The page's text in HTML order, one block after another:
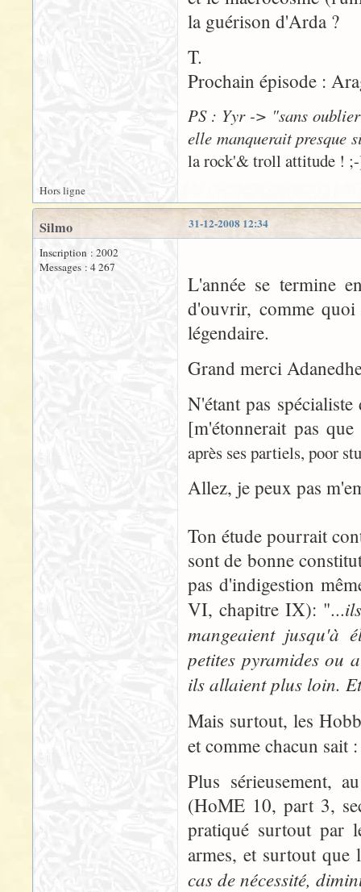
la guérison d'Arda ?
T.
Prochain épisode :
PS : Yyr -> "sans
elle manquerait presque
la rock'& troll attitude !
Hors ligne
31-12-2008 12:34
Silmo
Inscription : 2002
Messages : 4 267
L'année se termine
d'ouvrir, comme
légendaire.
Grand merci
N'étant pas
[m'étonnerait pas
après ses partiels, poor
Allez, je peux pas
Ton étude pourrait
sont de bonne
pas d'indigestion
VI, chapitre IX): "...
mangeaient jusqu'à
petites pyramides ou
ils allaient plus loin.
Mais surtout, les
et comme chacun sait
Plus sérieusement,
(HoME 10, part 3,
pratiqué surtout par
armes, et surtout
cas de nécessité,